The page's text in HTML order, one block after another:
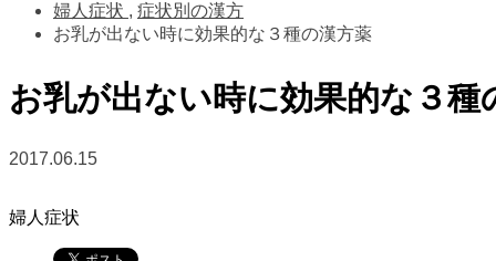
婦人症状 , 症状別の漢方
お乳が出ない時に効果的な３種の漢方薬
お乳が出ない時に効果的な３種
2017.06.15
婦人症状